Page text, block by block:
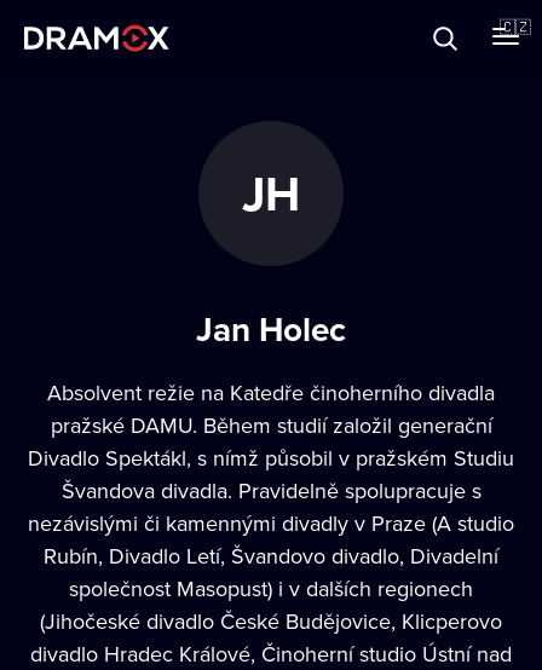
🇨🇿
JH
Jan Holec
Absolvent režie na Katedře činoherního divadla
pražské DAMU. Během studií založil generační
Divadlo Spektákl, s nímž působil v pražském Studiu
Švandova divadla. Pravidelně spolupracuje s
nezávislými či kamennými divadly v Praze (A studio
Rubín, Divadlo Letí, Švandovo divadlo, Divadelní
společnost Masopust) i v dalších regionech
(Jihočeské divadlo České Budějovice, Klicperovo
divadlo Hradec Králové, Činoherní studio Ústní nad